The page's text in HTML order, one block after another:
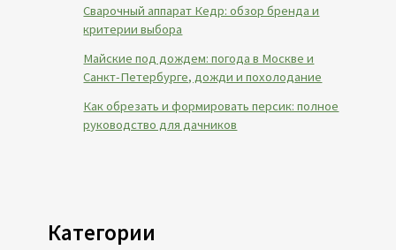
Сварочный аппарат Кедр: обзор бренда и
критерии выбора
Майские под дождем: погода в Москве и
Санкт-Петербурге, дожди и похолодание
Как обрезать и формировать персик: полное
руководство для дачников
Категории